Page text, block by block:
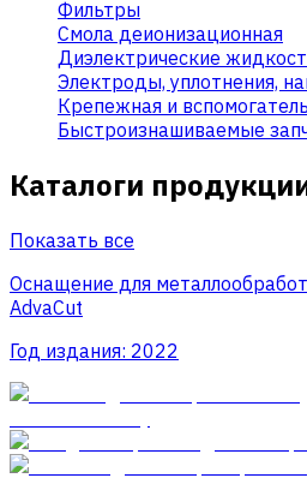
Фильтры
Смола деионизационная
Диэлектрические
Электроды, уплотнения,
Крепежная и
Быстроизнашиваемые
Каталоги
Показать все
Оснащение для
AdvaCut
Год издания: 2022